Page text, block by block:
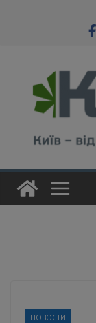
НОВОСТИ